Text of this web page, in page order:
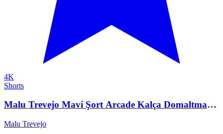
4K
Shorts
Malu Trevejo Mavi Şort Arcade Kalça Domaltma
Malu Trevejo